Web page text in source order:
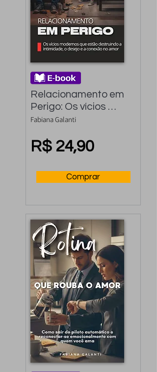
Relacionamento em
Perigo: Os vícios
modernos que estão
e a conexão no amor
Fabiana Galanti
R$ 24,90
Comprar